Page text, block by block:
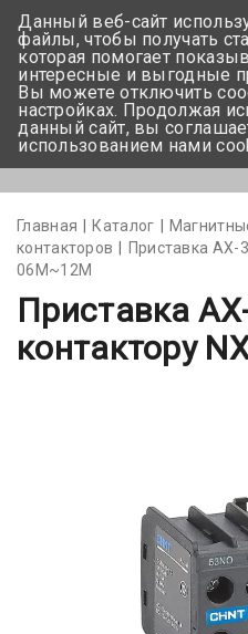
Главная Каталог
контакторов
Приставка AX-
06M~12M
Приставка
контактору
Данный веб-сайт
файлы, чтобы получать
которая помогает
интересные и выгодные
Вы можете отключить
настройках. Продолжая
данный сайт, вы
использованием нами